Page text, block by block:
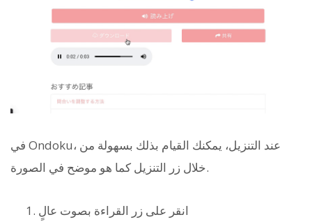
في Ondoku، عند التنزيل، يمكنك القيام بذلك بسهولة من
خلال زر التنزيل كما هو موضح في الصورة.
انقر على زر القراءة بصوت عالٍ